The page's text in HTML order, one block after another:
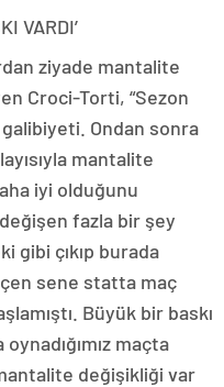
VARDI’
ziyade mantalite
Croci-Torti, “Sezon
galibiyeti. Ondan sonra
mantalite
iyi olduğunu
fazla bir şey
gibi çıkıp burada
sene statta maç
Büyük bir baskı
maçta
değişikliği var